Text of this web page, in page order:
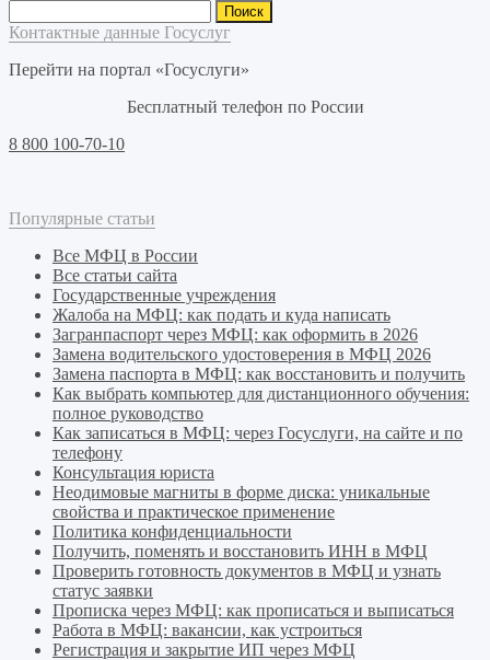
Контактные данные Госуслуг
Перейти на портал «Госуслуги»
Бесплатный телефон по России
8 800 100-70-10
Популярные статьи
Все МФЦ в России
Все статьи сайта
Государственные учреждения
Жалоба на МФЦ: как подать и куда написать
Загранпаспорт через МФЦ: как оформить в 2026
Замена водительского удостоверения в МФЦ 2026
Замена паспорта в МФЦ: как восстановить и получить
Как выбрать компьютер для дистанционного обучения:
полное руководство
Как записаться в МФЦ: через Госуслуги, на сайте и по
телефону
Консультация юриста
Неодимовые магниты в форме диска: уникальные
свойства и практическое применение
Политика конфиденциальности
Получить, поменять и восстановить ИНН в МФЦ
Проверить готовность документов в МФЦ и узнать
статус заявки
Прописка через МФЦ: как прописаться и выписаться
Работа в МФЦ: вакансии, как устроиться
Регистрация и закрытие ИП через МФЦ